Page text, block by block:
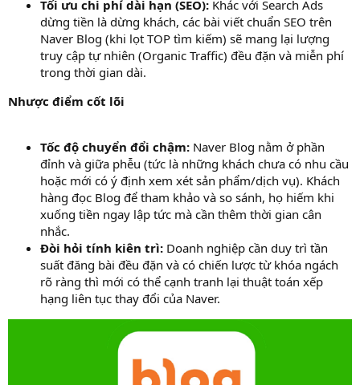
Tối ưu chi phí dài hạn (SEO): Khác với Search Ads
dừng tiền là dừng khách, các bài viết chuẩn SEO trên
Naver Blog (khi lọt TOP tìm kiếm) sẽ mang lại lượng
truy cập tự nhiên (Organic Traffic) đều đặn và miễn phí
trong thời gian dài.
Nhược điểm cốt lõi
Tốc độ chuyển đổi chậm: Naver Blog nằm ở phần
đỉnh và giữa phễu (tức là những khách chưa có nhu cầu
hoặc mới có ý định xem xét sản phẩm/dịch vụ). Khách
hàng đọc Blog để tham khảo và so sánh, họ hiếm khi
xuống tiền ngay lập tức mà cần thêm thời gian cân
nhắc.
Đòi hỏi tính kiên trì: Doanh nghiệp cần duy trì tần
suất đăng bài đều đặn và có chiến lược từ khóa ngách
rõ ràng thì mới có thể cạnh tranh lại thuật toán xếp
hạng liên tục thay đổi của Naver.